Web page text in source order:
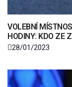
VOLEBNÍ
HODINY: KDO ZE
28/01/2023